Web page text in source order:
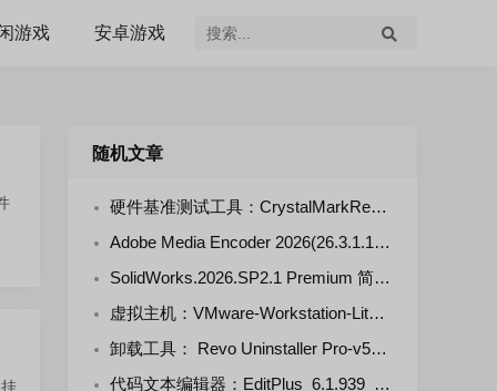
游戏 安卓游戏
随机文章
硬件基准测试工具：CrystalMarkRetro-2.1.0 绿色版
Adobe Media Encoder 2026(26.3.1.1)-m0nkrus 多语言版
SolidWorks.2026.SP2.1 Premium 简体中文版
虚拟主机：VMware-Workstation-Lite-26H1-25388281 简体中文精简版
卸载工具： Revo Uninstaller Pro-v5.5.2 绿色单文件版
代码文本编辑器：EditPlus_6.1.939_x64_SC 烈火汉化版